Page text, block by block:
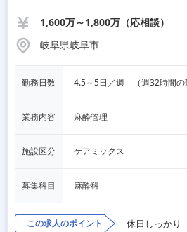
1,600万～1,800万（応相談）
岐阜県岐阜市
勤務日数 4.5～5日／週　（週32時間の
業務内容 麻酔管理
施設区分 ケアミックス
募集科目 麻酔科
この求人のポイント 休日しっかり